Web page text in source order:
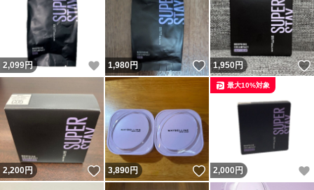
2,099円 いいね！
1,980円 いいね！
1,950円
2,200円 いいね！
3,890円 いいね！
2,000 円
最大10%対象